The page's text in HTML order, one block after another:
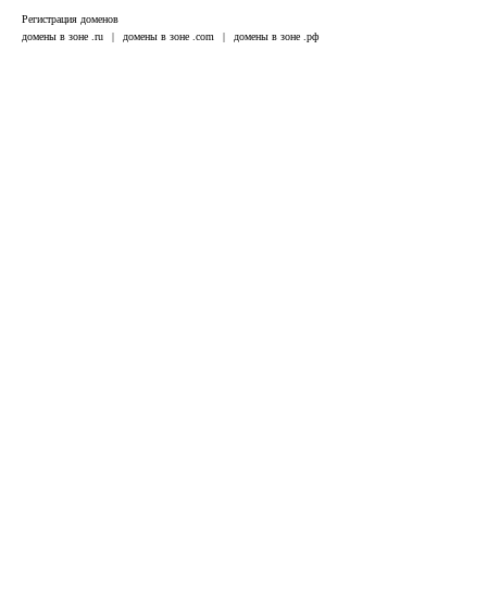
Регистрация доменов
домены в зоне .ru
| домены в зоне .com | домены в зоне .рф